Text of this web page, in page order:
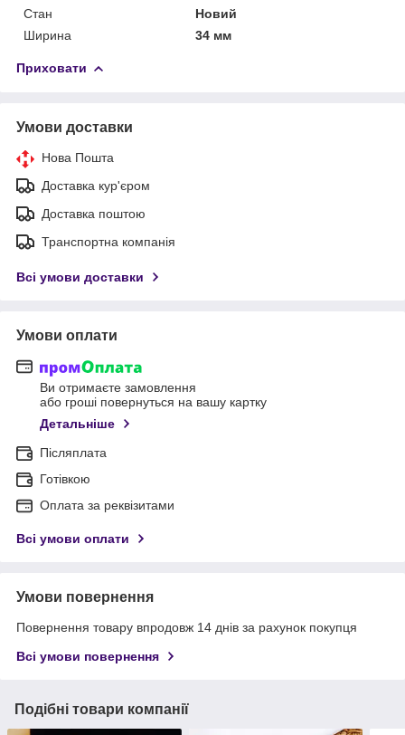
Стан
Новий
Ширина
34 мм
Приховати
Умови доставки
Нова Пошта
Доставка кур'єром
Доставка поштою
Транспортна компанія
Всі умови доставки
Умови оплати
Ви отримаєте замовлення
або гроші повернуться на вашу картку
Детальніше
Післяплата
Готівкою
Оплата за реквізитами
Всі умови оплати
Умови повернення
Повернення товару впродовж 14 днів за рахунок покупця
Всі умови повернення
Подібні товари компанії